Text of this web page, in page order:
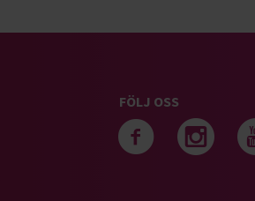
FÖLJ OSS
Följ oss
Följ